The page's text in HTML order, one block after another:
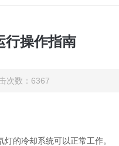
行操作指南
次数：6367
的冷却系统可以正常工作。